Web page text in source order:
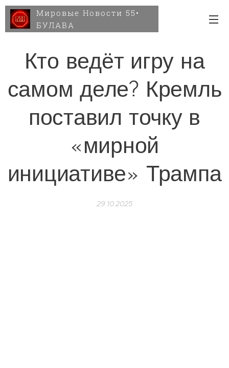
Мировые Новости 55•
БУЛАВА
Кто ведёт игру на
самом деле? Кремль
поставил точку в
«мирной
инициативе» Трампа
29.10.2025